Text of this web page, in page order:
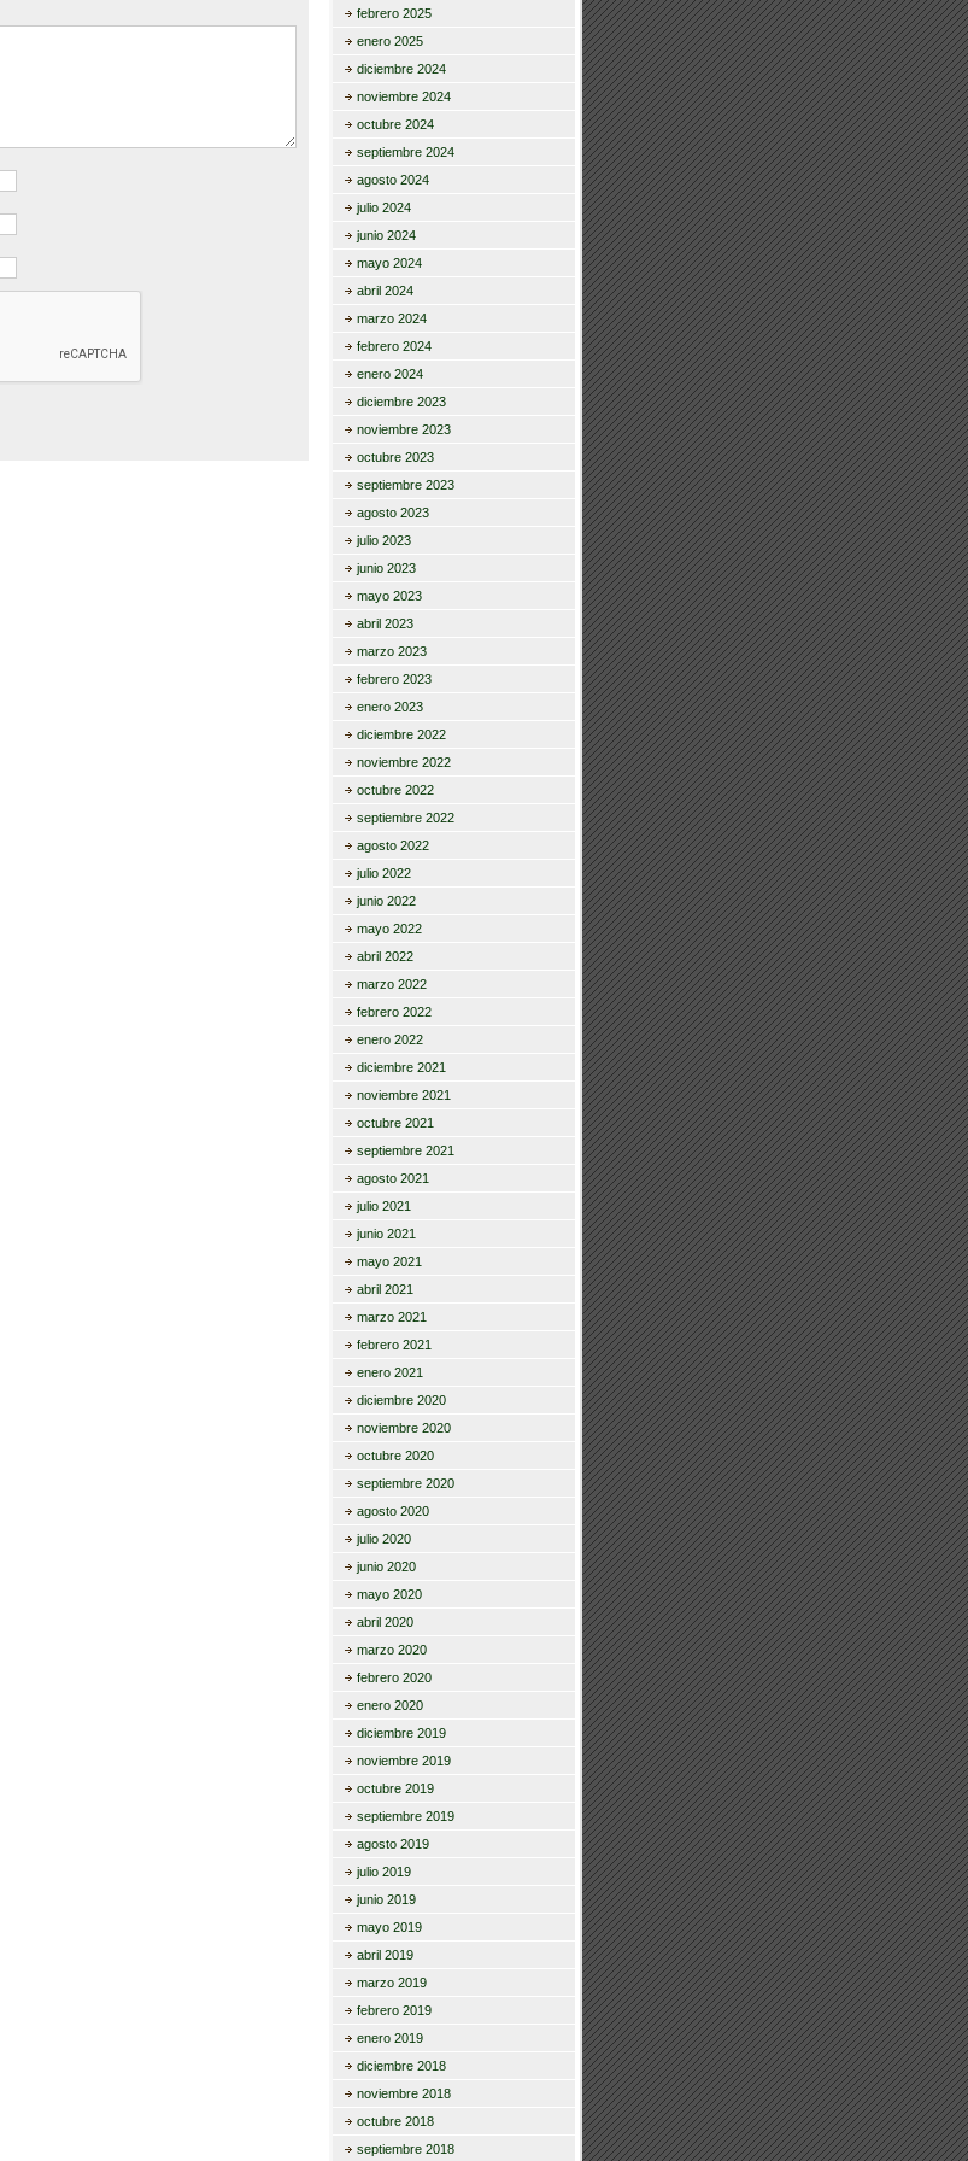
febrero 2025
enero 2025
diciembre 2024
noviembre 2024
octubre 2024
septiembre 2024
agosto 2024
julio 2024
junio 2024
mayo 2024
abril 2024
marzo 2024
febrero 2024
enero 2024
diciembre 2023
noviembre 2023
octubre 2023
septiembre 2023
agosto 2023
julio 2023
junio 2023
mayo 2023
abril 2023
marzo 2023
febrero 2023
enero 2023
diciembre 2022
noviembre 2022
octubre 2022
septiembre 2022
agosto 2022
julio 2022
junio 2022
mayo 2022
abril 2022
marzo 2022
febrero 2022
enero 2022
diciembre 2021
noviembre 2021
octubre 2021
septiembre 2021
agosto 2021
julio 2021
junio 2021
mayo 2021
abril 2021
marzo 2021
febrero 2021
enero 2021
diciembre 2020
noviembre 2020
octubre 2020
septiembre 2020
agosto 2020
julio 2020
junio 2020
mayo 2020
abril 2020
marzo 2020
febrero 2020
enero 2020
diciembre 2019
noviembre 2019
octubre 2019
septiembre 2019
agosto 2019
julio 2019
junio 2019
mayo 2019
abril 2019
marzo 2019
febrero 2019
enero 2019
diciembre 2018
noviembre 2018
octubre 2018
septiembre 2018